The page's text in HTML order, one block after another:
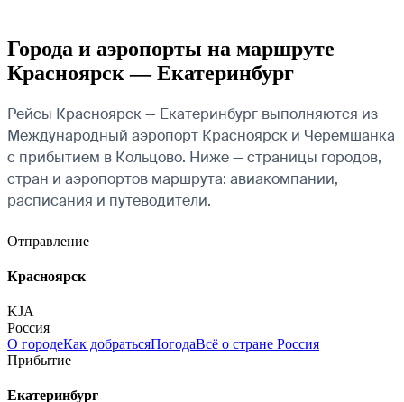
Города и аэропорты на маршруте
Красноярск — Екатеринбург
Рейсы Красноярск — Екатеринбург выполняются из
Международный аэропорт Красноярск и Черемшанка
с прибытием в Кольцово. Ниже — страницы городов,
стран и аэропортов маршрута: авиакомпании,
расписания и путеводители.
Отправление
Красноярск
KJA
Россия
О городеКак добратьсяПогодаВсё о стране Россия
Прибытие
Екатеринбург